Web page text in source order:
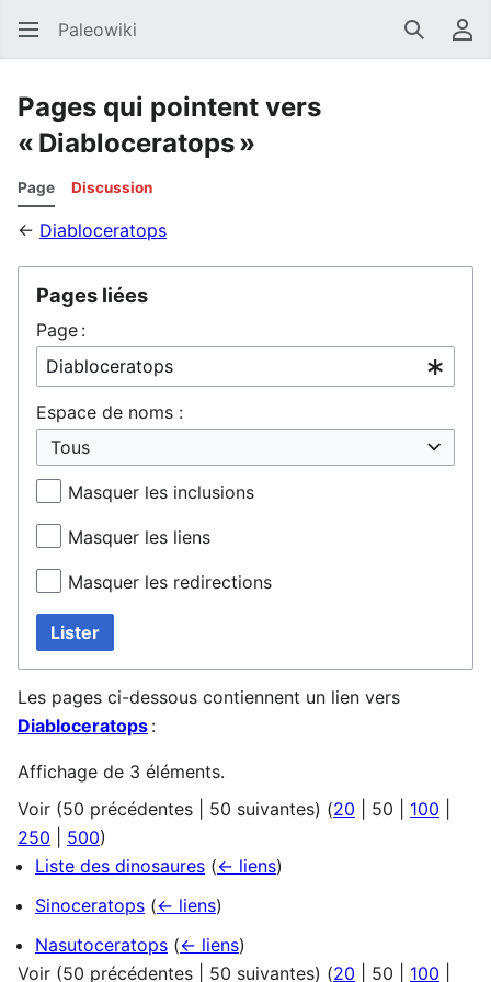
Paleowiki
Pages qui pointent vers
« Diabloceratops »
Page Discussion
← Diabloceratops
Pages liées
Page :
Espace de noms :
Tous
Masquer les inclusions
Masquer les liens
Masquer les redirections
Lister
Les pages ci-dessous contiennent un lien vers
Diabloceratops :
Affichage de 3 éléments.
Voir (50 précédentes 50 suivantes) (20 50 100
250
500)
Liste des dinosaures (← liens)
Sinoceratops (← liens)
Nasutoceratops (← liens)
Voir (50 précédentes 50 suivantes) (20 50 100